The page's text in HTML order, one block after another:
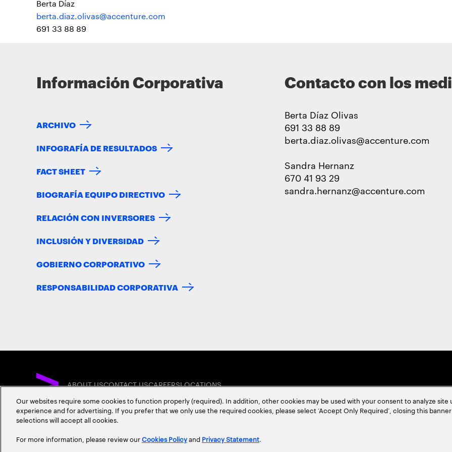
Berta Díaz
berta.diaz.olivas@accenture.com
691 33 88 89
Información Corporativa
ARCHIVO
INFOGRAFÍA DE RESULTADOS
FACT SHEET
BIOGRAFÍA EQUIPO DIRECTIVO
RELACIÓN CON INVERSORES
INCLUSIÓN Y DIVERSIDAD
GOBIERNO CORPORATIVO
RESPONSABILIDAD CORPORATIVA
Contacto con los
Berta Díaz Olivas
691 33 88 89
berta.diaz.olivas@accenture.com
Sandra Hernanz
670 41 93 29
sandra.hernanz@accenture.com
ABOUT USCONTACT USCAREERSLOCATIONS
Privacy Statement Terms & ConditionsCookie PolicyAccessibility StatementSite Map
Our websites require some cookies to function properly (required). In addition, other cookies may be used with your consent to analyze site
experience and for advertising. If you prefer that we only use the required cookies, please select ‘Accept Only Required’, closing this
selections will accept all cookies.
For more information, please review ourCookies Policyand Privacy Statement.